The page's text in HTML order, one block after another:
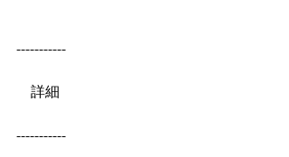
-----------
詳細
-----------